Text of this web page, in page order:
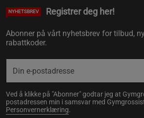
NYHETSBREV Registrer deg her!
Abonner på vårt nyhetsbrev for tilbud,
rabattkoder.
Ved å klikke på "Abonner" godtar jeg at
postadressen min i samsvar med
Personvernerklæring.